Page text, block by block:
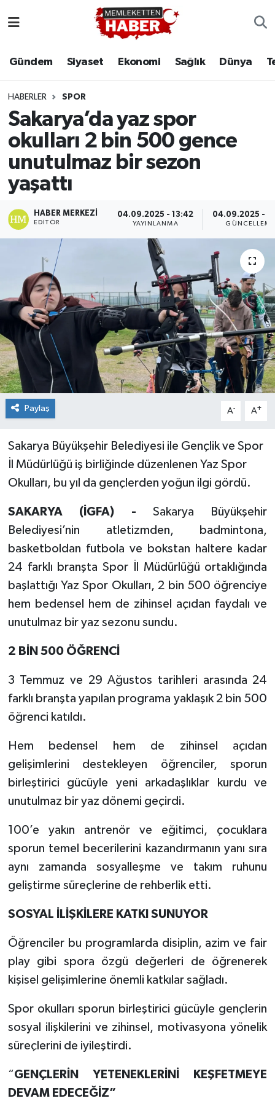
Gündem Siyaset Ekonomi Sağlık Dünya
HABERLER SPOR
Sakarya’da yaz spor
okulları 2 bin 500 gence
unutulmaz bir sezon
yaşattı
HABER MERKEZI
EDITÖR
04.09.2025 - 13:42
YAYINLANMA
04.09.2025 -
GÜNCELLEME
Paylaş A- A+
Sakarya Büyükşehir Belediyesi ile Gençlik ve Spor
İl Müdürlüğü iş birliğinde düzenlenen Yaz Spor
Okulları, bu yıl da gençlerden yoğun ilgi gördü.
SAKARYA (İGFA) - Sakarya Büyükşehir
Belediyesi’nin atletizmden, badmintona,
basketboldan futbola ve bokstan haltere kadar
24 farklı branşta Spor İl Müdürlüğü ortaklığında
başlattığı Yaz Spor Okulları, 2 bin 500 öğrenciye
hem bedensel hem de zihinsel açıdan faydalı ve
unutulmaz bir yaz sezonu sundu.
2 BİN 500 ÖĞRENCİ
3 Temmuz ve 29 Ağustos tarihleri arasında 24
farklı branşta yapılan programa yaklaşık 2 bin 500
öğrenci katıldı.
Hem bedensel hem de zihinsel açıdan
gelişimlerini destekleyen öğrenciler, sporun
birleştirici gücüyle yeni arkadaşlıklar kurdu ve
unutulmaz bir yaz dönemi geçirdi.
100’e yakın antrenör ve eğitimci, çocuklara
sporun temel becerilerini kazandırmanın yanı sıra
aynı zamanda sosyalleşme ve takım ruhunu
geliştirme süreçlerine de rehberlik etti.
SOSYAL İLİŞKİLERE KATKI SUNUYOR
Öğrenciler bu programlarda disiplin, azim ve fair
play gibi spora özgü değerleri de öğrenerek
kişisel gelişimlerine önemli katkılar sağladı.
Spor okulları sporun birleştirici gücüyle gençlerin
sosyal ilişkilerini ve zihinsel, motivasyona yönelik
süreçlerini de iyileştirdi.
“GENÇLERİN YETENEKLERİNİ KEŞFETMEYE
DEVAM EDECEĞİZ”